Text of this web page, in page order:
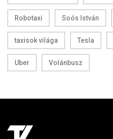
Robotaxi Soós István
taxisok világa Tesla
Uber Volánbusz